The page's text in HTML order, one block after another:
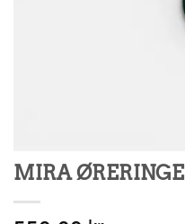
MIRA ØRERINGE